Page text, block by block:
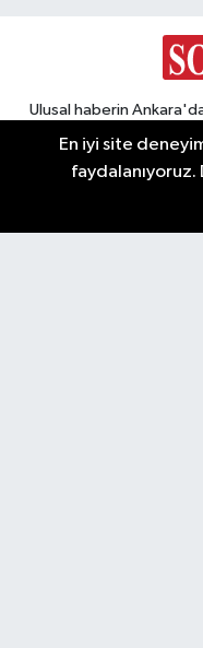
Ulusal haberin
haberlerini takip edin,
şekillendirin.
En iyi site
faydalanıyoruz.